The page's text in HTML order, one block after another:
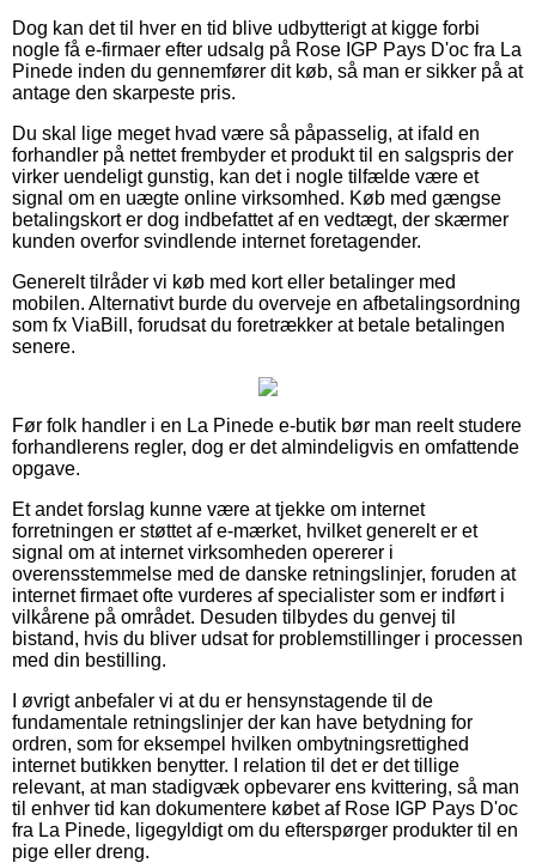
Dog kan det til hver en tid blive udbytterigt at kigge forbi
nogle få e-firmaer efter udsalg på Rose IGP Pays D'oc fra La
Pinede inden du gennemfører dit køb, så man er sikker på at
antage den skarpeste pris.
Du skal lige meget hvad være så påpasselig, at ifald en
forhandler på nettet frembyder et produkt til en salgspris der
virker uendeligt gunstig, kan det i nogle tilfælde være et
signal om en uægte online virksomhed. Køb med gængse
betalingskort er dog indbefattet af en vedtægt, der skærmer
kunden overfor svindlende internet foretagender.
Generelt tilråder vi køb med kort eller betalinger med
mobilen. Alternativt burde du overveje en afbetalingsordning
som fx ViaBill, forudsat du foretrækker at betale betalingen
senere.
Før folk handler i en La Pinede e-butik bør man reelt studere
forhandlerens regler, dog er det almindeligvis en omfattende
opgave.
Et andet forslag kunne være at tjekke om internet
forretningen er støttet af e-mærket, hvilket generelt er et
signal om at internet virksomheden opererer i
overensstemmelse med de danske retningslinjer, foruden at
internet firmaet ofte vurderes af specialister som er indført i
vilkårene på området. Desuden tilbydes du genvej til
bistand, hvis du bliver udsat for problemstillinger i processen
med din bestilling.
I øvrigt anbefaler vi at du er hensynstagende til de
fundamentale retningslinjer der kan have betydning for
ordren, som for eksempel hvilken ombytningsrettighed
internet butikken benytter. I relation til det er det tillige
relevant, at man stadigvæk opbevarer ens kvittering, så man
til enhver tid kan dokumentere købet af Rose IGP Pays D'oc
fra La Pinede, ligegyldigt om du efterspørger produkter til en
pige eller dreng.